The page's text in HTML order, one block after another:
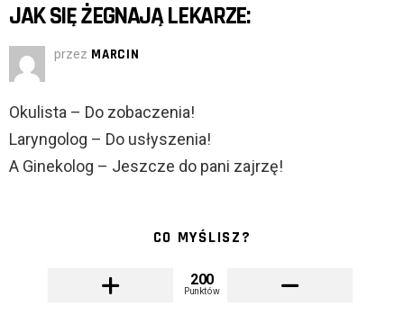
JAK SIĘ ŻEGNAJĄ LEKARZE:
przez MARCIN
Okulista – Do zobaczenia!
Laryngolog – Do usłyszenia!
A Ginekolog – Jeszcze do pani zajrzę!
CO MYŚLISZ?
200
Punktów